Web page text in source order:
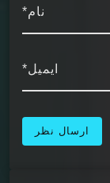
نام*
ایمیل*